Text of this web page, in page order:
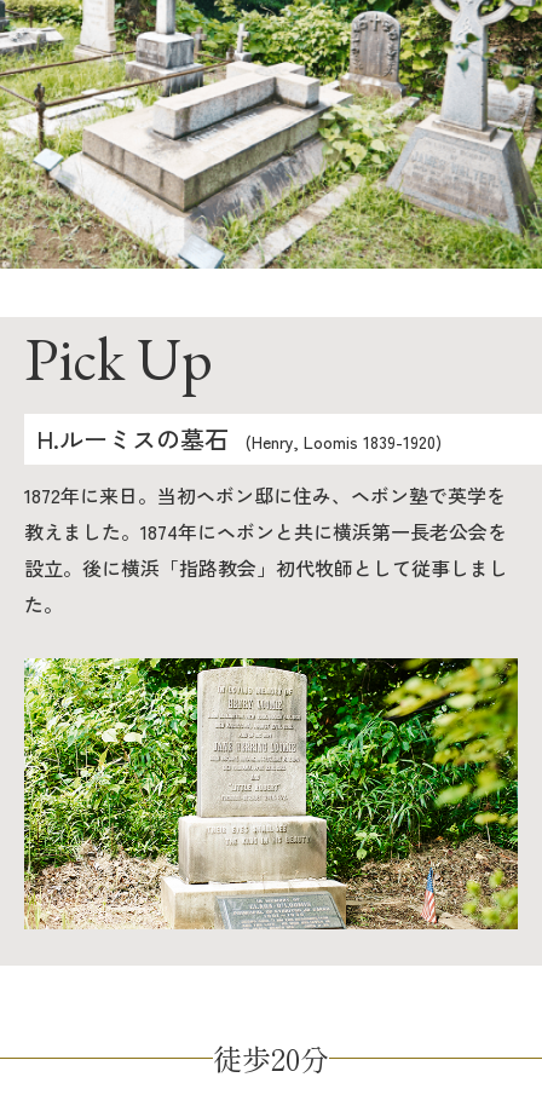
Pick Up
H.ルーミスの墓石 (Henry, Loomis 1839-1920)
1872年に来日。当初ヘボン邸に住み、ヘボン塾で英学を
教えました。1874年にヘボンと共に横浜第一長老公会を
設立。後に横浜「指路教会」初代牧師として従事しまし
た。
徒歩20分